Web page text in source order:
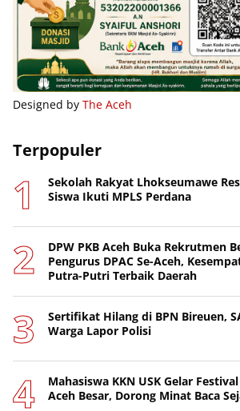
Designed by The Aceh
Terpopuler
Sekolah Rakyat Lhokseumawe
Siswa Ikuti MPLS Perdana
DPW PKB Aceh Buka Rekrutmen
Pengurus DPAC Se-Aceh,
Putra-Putri Terbaik Daerah
Sertifikat Hilang di BPN Bireuen,
Warga Lapor Polisi
Mahasiswa KKN USK Gelar
Aceh Besar, Dorong Minat Baca